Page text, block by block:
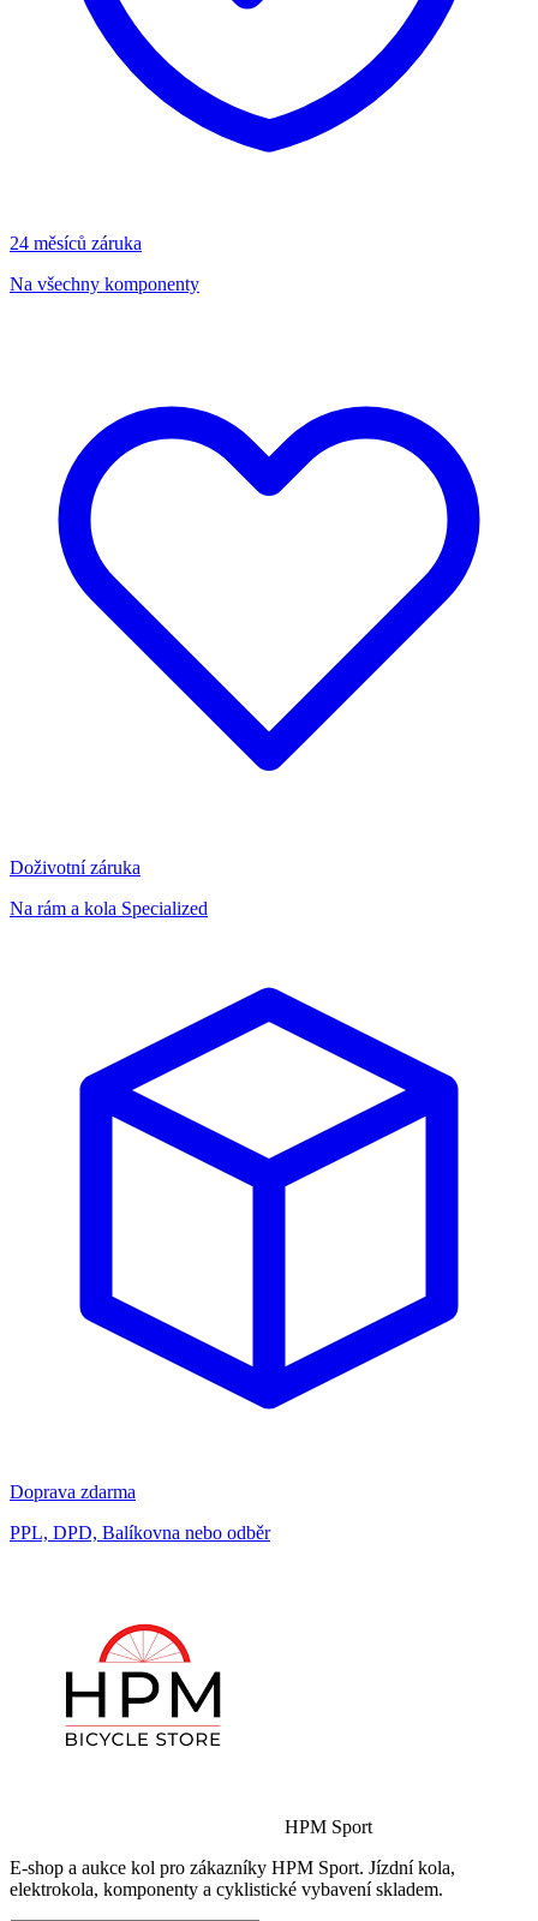
24 měsíců záruka
Na všechny komponenty
Doživotní záruka
Na rám a kola Specialized
Doprava zdarma
PPL, DPD, Balíkovna nebo odběr
HPM Sport
E-shop a aukce kol pro zákazníky HPM Sport. Jízdní kola,
elektrokola, komponenty a cyklistické vybavení skladem.